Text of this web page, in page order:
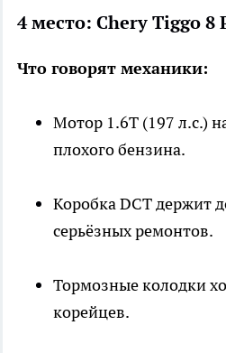
4 место: Chery Tiggo 8
Что говорят механики:
Мотор 1.6Т (197 л.с.)
плохого бензина.
Коробка DCT держит
серьёзных ремонтов.
Тормозные колодки
корейцев.